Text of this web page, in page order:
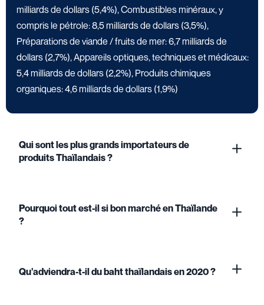
milliards de dollars (5,4%), Combustibles minéraux, y
compris le pétrole: 8,5 milliards de dollars (3,5%),
Préparations de viande / fruits de mer: 6,7 milliards de
dollars (2,7%), Appareils optiques, techniques et médicaux:
5,4 milliards de dollars (2,2%), Produits chimiques
organiques: 4,6 milliards de dollars (1,9%)
Qui sont les plus grands importateurs de
produits Thaïlandais ?
Pourquoi tout est-il si bon marché en Thaïlande
?
Qu'adviendra-t-il du baht thaïlandais en 2020 ?